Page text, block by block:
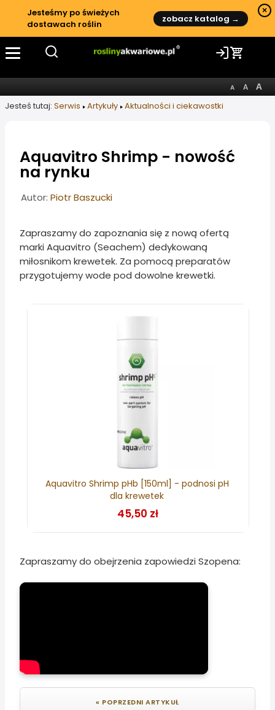
Jesteśmy po świeżych
dostawach roślin
zobacz katalog →
×
Jesteś tutaj: Serwis Artykuły Aktualności i ciekawostki
Aquavitro Shrimp - nowość
na rynku
Informacje o artykule
Autor: Piotr Baszucki
Zapraszamy do zapoznania się z nową ofertą
marki Aquavitro (Seachem) dedykowaną
miłosnikom krewetek. Za pomocą preparatów
przygotujemy wode pod dowolne krewetki.
Aquavitro Shrimp pHb [150ml] - podnosi pH
dla krewetek
45,50 zł
Zapraszamy do obejrzenia zapowiedzi Szopena:
« POPRZEDNI ARTYKUŁ